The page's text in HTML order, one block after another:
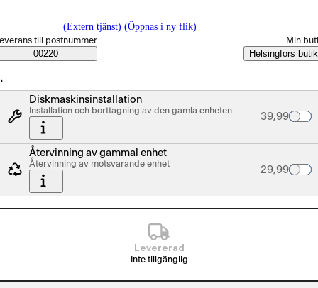
(Extern tjänst) (Öppnas i ny flik)
Saatavuustiedot
beställningssätt
till postnummer
00220
Min
Helsingfors butik
Diskmaskinsinstallation
Installation och borttagning av den gamla enheten
Palvelun
39,99
Återvinning av gammal enhet
Återvinning av motsvarande enhet
Palvelun
29,99
Levererad
Inte tillgänglig